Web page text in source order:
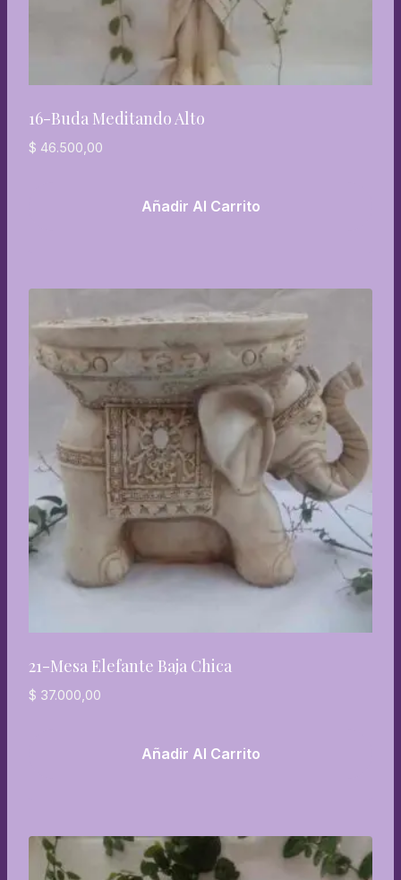
16-Buda Meditando Alto
$ 46.500,00
Añadir Al Carrito
21-Mesa Elefante Baja Chica
$ 37.000,00
Añadir Al Carrito